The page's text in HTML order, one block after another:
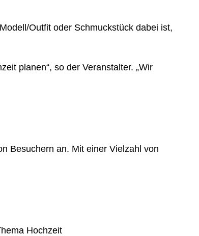
Outfit oder Schmuckstück dabei ist,
planen“, so der Veranstalter. „Wir
Besuchern an. Mit einer Vielzahl von
Hochzeit